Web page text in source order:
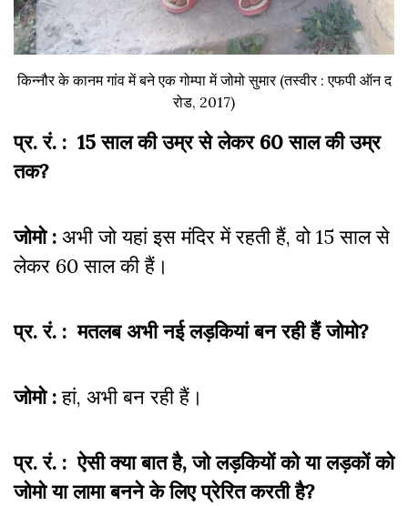
किन्नौर के कानम गांव में बने एक गोम्पा में जोमो सुमार (तस्वीर : एफपी ऑन द
रोड, 2017)
प्र. रं. : 15 साल की उम्र से लेकर 60 साल की उम्र
तक?
जोमो : अभी जो यहां इस मंदिर में रहती हैं, वो 15 साल से
लेकर 60 साल की हैं।
प्र. रं. : मतलब अभी नई लड़कियां बन रही हैं जोमो?
जोमो :हां, अभी बन रही हैं।
प्र. रं. : ऐसी क्या बात है, जो लड़कियों को या लड़कों को
जोमो या लामा बनने के लिए प्रेरित करती है?